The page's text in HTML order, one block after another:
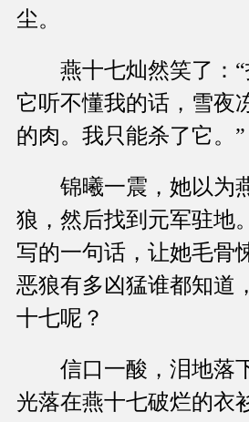
尘。
燕十七灿然笑了：“
它听不懂我的话，雪夜
的肉。我只能杀了它。”
锦曦一震，她以为
狼，然后找到元军驻地
写的一句话，让她毛骨
恶狼有多凶猛谁都知道
十七呢？
信口一酸，泪地落下
光落在燕十七破烂的衣